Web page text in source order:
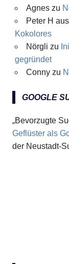
Agneszu
Peter H
Kokolores
Nörgli zu
gegründet
Connyzu
GOOGLE
„Bevorzugte
Geflüster als
der Neustadt-